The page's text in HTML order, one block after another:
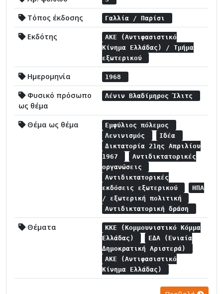
Τόπος έκδοσης Γαλλία / Παρίσι
Εκδότης
ΑΚΕ (Αντιφασιστικό
Κίνημα Ελλάδας) / Τμήμα
εξωτερικού
Ημερομηνία 1968
Φυσικό πρόσωπο
ως θέμα
Λένιν Βλαδίμηρος Ίλιτς
Θέμα ως θέμα
Εμφύλιος πόλεμος
Λενινισμός
Ιδέα
Δικτατορία 21ης Απριλίου
1967
Αντιδικτατορικές
οργανώσεις
Αντιδικτατορικές
εκδόσεις εξωτερικού
ΗΠΑ
/ εξωτερική πολιτική
Αντιδικτατορική δράση
Θέματα
ΚΚΕ (Κομμουνιστικό Κόμμα
Ελλάδας)
ΕΔΑ (Ενιαία
Δημοκρατική Αριστερά)
ΑΚΕ (Αντιφασιστικό
Κίνημα Ελλάδας)